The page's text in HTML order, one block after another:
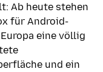
Ab heute stehen
für Android-
eine völlig
und ein